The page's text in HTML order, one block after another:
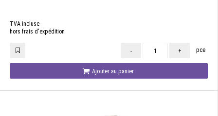
TVA incluse
hors frais d'expédition
- + pce
Ajouter au panier